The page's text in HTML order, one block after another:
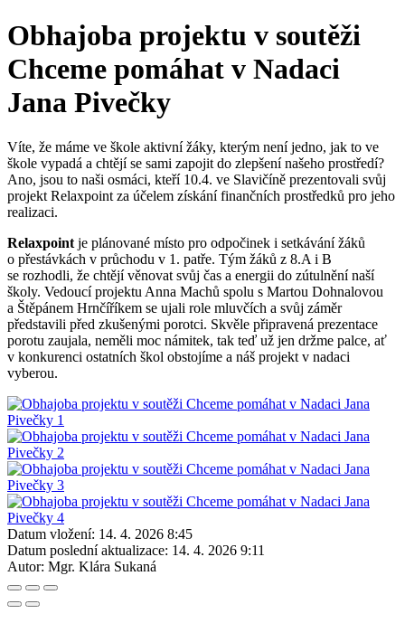
Obhajoba projektu v soutěži
Chceme pomáhat v Nadaci
Jana Pivečky
Víte, že máme ve škole aktivní žáky, kterým není jedno, jak to ve
škole vypadá a chtějí se sami zapojit do zlepšení našeho prostředí?
Ano, jsou to naši osmáci, kteří 10.4. ve Slavičíně prezentovali svůj
projekt Relaxpoint za účelem získání finančních prostředků pro jeho
realizaci.
Relaxpoint je plánované místo pro odpočinek i setkávání žáků
o přestávkách v průchodu v 1. patře. Tým žáků z 8.A i B
se rozhodli, že chtějí věnovat svůj čas a energii do zútulnění naší
školy. Vedoucí projektu Anna Machů spolu s Martou Dohnalovou
a Štěpánem Hrnčíříkem se ujali role mluvčích a svůj záměr
představili před zkušenými porotci. Skvěle připravená prezentace
porotu zaujala, neměli moc námitek, tak teď už jen držme palce, ať
v konkurenci ostatních škol obstojíme a náš projekt v nadaci
vyberou.
Datum vložení: 14. 4. 2026 8:45
Datum poslední aktualizace: 14. 4. 2026 9:11
Autor: Mgr. Klára Sukaná